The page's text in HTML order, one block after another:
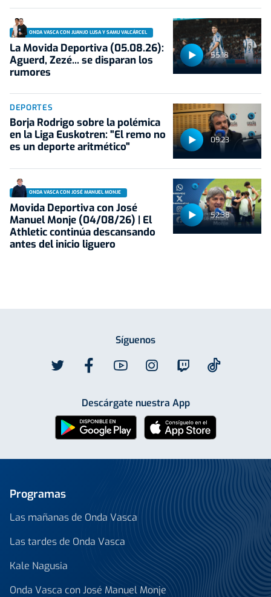
55:18
ONDA VASCA CON JUANJO LUSA Y SAMU VALCÁRCEL
La Movida Deportiva (05.08.26):
Aguerd, Zezé... se disparan los
rumores
09:23
DEPORTES
Borja Rodrigo sobre la polémica
en la Liga Euskotren: "El remo no
es un deporte aritmético"
52:38
ONDA VASCA CON JOSÉ MANUEL MONJE
Movida Deportiva con José
Manuel Monje (04/08/26) | El
Athletic continúa descansando
antes del inicio liguero
Síguenos
Descárgate nuestra App
Programas
Las mañanas de Onda Vasca
Las tardes de Onda Vasca
Kale Nagusia
Onda Vasca con José Manuel Monje